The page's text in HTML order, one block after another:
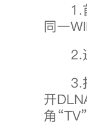
1.首
同一
2.进
3.打
开
角